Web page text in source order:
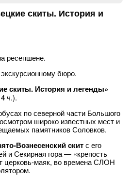
скиты. История и
ресепшене.
бюро.
скиты. История и легенды»
ч.).
по северной части Большого
широко известных мест и
памятников Соловков.
Вознесенский скитс его
и Секирная гора — «крепость
церковь-маяк, во времена СЛОН